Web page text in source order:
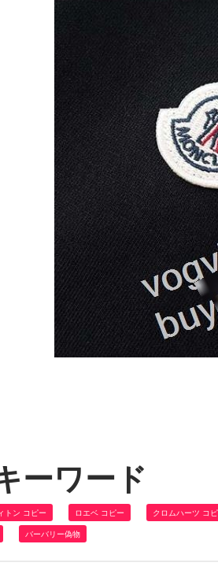
ーワード
トン コピー ロエベ コピー クロムハーツ コ
バーバリー偽物